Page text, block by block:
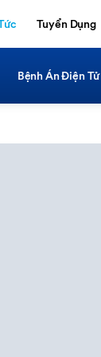
Tuyển Dụng
Bệnh Án Điện Tử